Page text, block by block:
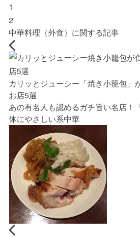
1
2
中華料理（外食）に関する記事
カリッとジューシー「焼き小籠包」
お店5選
あの有名人も認めるガチ旨い名店！
体にやさしい系中華